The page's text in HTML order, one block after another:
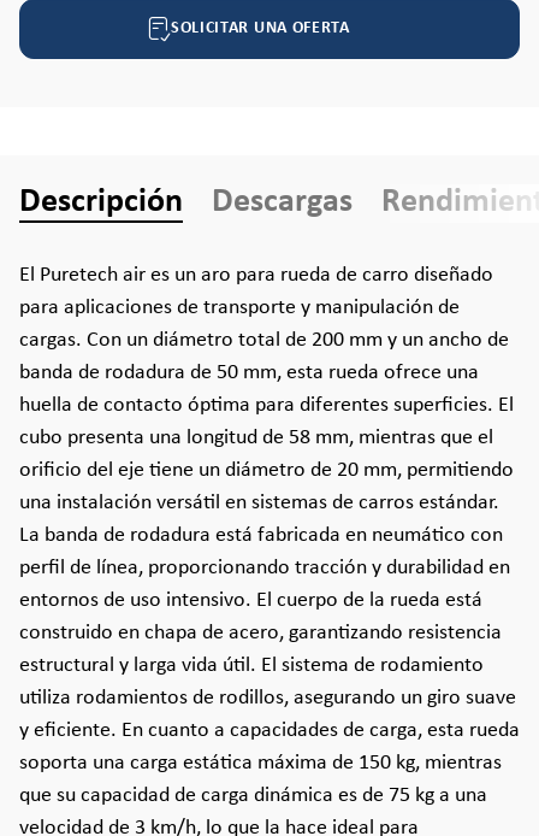
SOLICITAR UNA OFERTA
Descripción Descargas
El Puretech air es un aro para rueda de carro diseñado
para aplicaciones de transporte y manipulación de
cargas. Con un diámetro total de 200 mm y un ancho de
banda de rodadura de 50 mm, esta rueda ofrece una
huella de contacto óptima para diferentes superficies. El
cubo presenta una longitud de 58 mm, mientras que el
orificio del eje tiene un diámetro de 20 mm, permitiendo
una instalación versátil en sistemas de carros estándar.
La banda de rodadura está fabricada en neumático con
perfil de línea, proporcionando tracción y durabilidad en
entornos de uso intensivo. El cuerpo de la rueda está
construido en chapa de acero, garantizando resistencia
estructural y larga vida útil. El sistema de rodamiento
utiliza rodamientos de rodillos, asegurando un giro suave
y eficiente. En cuanto a capacidades de carga, esta rueda
soporta una carga estática máxima de 150 kg, mientras
que su capacidad de carga dinámica es de 75 kg a una
velocidad de 3 km/h, lo que la hace ideal para